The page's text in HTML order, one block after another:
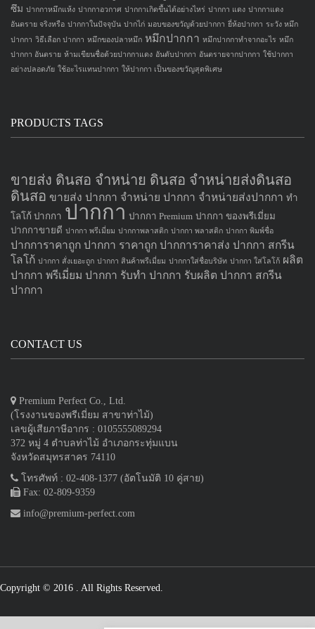
ซึม ปากกาหมึกแห้ง ปากกาอวกาศ ปากกาเกิดขึ้นได้อย่างไหร่ ปากกา แดง ปากกาแดง
อันตราย จริงหรือ ปากกาในปัจจุบัน ปากไก่ มอบของขวัญด้วยปากกา ยี่ห้อปากกา ระวัง หมึก
ปากกา วิธีเลือก ปากกา หมึกของปลาหมึก หมึกปากกา หมึกปากกาทำจากอะไร หมึก
ปากกา อันตราย ห้ามเขียนชื่อด้วยปากกาแดง อันดับปากกา อันตรายจากปากกา ใช้ปากกา
อย่างปลอดภัย ใช้อะไรแทนปากกา ให้ปากกา เป็นของขวัญสุดพิเศษ
PRODUCTS TAGS
ขายส่ง ดินสอ จำหน่าย ดินสอ จำหน่ายส่งดินสอ
ดินสอ ขายส่ง ปากกา จำหน่าย ปากกา จำหน่ายส่งปากกา ทำ
โลโก้ ปากกา ปากกา ปากกา Premium ปากกา ของพรีเมี่ยม
ปากกาขายดี ปากกา พรีเมี่ยม ปากกาพลาสติก ปากกา พลาสติก ปากกา พิมพ์ชื่อ
ปากการาคาถูก ปากกา ราคาถูก ปากการาคาส่ง ปากกา สกรีน
โลโก้ ปากกา สั่งเยอะถูก ปากกา สินค้าพรีเมี่ยม ปากกาใส่ชื่อบริษัท ปากกา ใส่โลโก้ ผลิต
ปากกา พรีเมี่ยม ปากกา รับทำ ปากกา รับผลิต ปากกา สกรีน
ปากกา
CONTACT US
Premium Perfect Co., Ltd.
(โรงงานของพรีเมี่ยม สาขาท่าไม้)
เลขผู้เสียภาษีอากร : 0105555089294
372 หมู่ 4 ตำบลท่าไม้ อำเภอกระทุ่มแบน
จังหวัดสมุทรสาคร 74110
โทรศัพท์ : 02-408-1377 (อัตโนมัติ 10 คู่สาย)
Fax: 02-809-9359
info@premium-perfect.com
Copyright © 2016 . All Rights Reserved.